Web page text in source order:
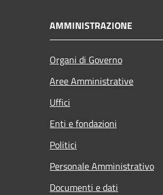
AMMINISTRAZIONE
Organi di Governo
Aree Amministrative
Uffici
Enti e fondazioni
Politici
Personale Amministrativo
Documenti e dati